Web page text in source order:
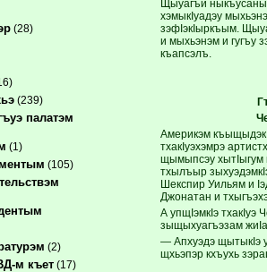
(28)
(239)
палатэм
(1)
(105)
(2)
м къет (17)
Щыуагъи
хэмыкIуадэу
зэфIэкIыркъым.
и мыхьэнэм и
къапсэлъ.
Америкэм
тхакIуэхэмрэ
щымыпсэу хытIыгум
тхылъыр
Шекспир Уильям и
Джонатан и
А упщIэмкIэ тхакIуэ
зыщыхуагъэзам
— Апхуэдэ щытыкIэ
щхьэпэр кхъухь